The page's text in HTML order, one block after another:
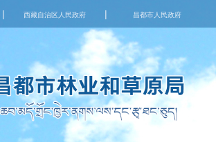
| 西藏自治区人民政府 | 昌都市人民政府